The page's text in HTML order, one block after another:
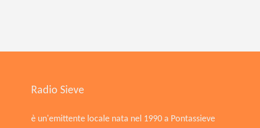
Radio Sieve
è un'emittente locale nata nel 1990 a Pontassieve